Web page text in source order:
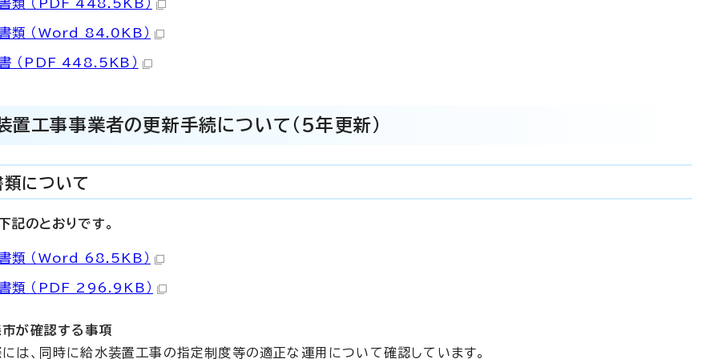
類 （PDF 448.5KB）
類 （Word 84.0KB）
（PDF 448.5KB）
置工事事業者の更新手続について（5年更新）
について
記のとおりです。
類 （Word 68.5KB）
類 （PDF 296.9KB）
が確認する事項
は、同時に給水装置工事の指定制度等の適正な運用について確認しています。